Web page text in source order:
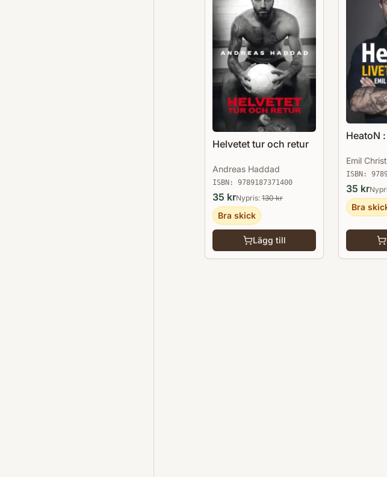
Helvetet tur och retur
Andreas Haddad
ISBN: 9789187371400
35 krNypris: 130kr
Bra skick
Lägg till
HeatoN
Emil
ISBN:
35 kr
Bra